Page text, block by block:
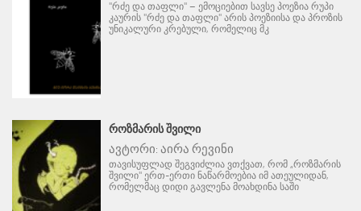
"რძე და თაფლი" – ემოციებით სავსე პოეზია რუპი
კაურის "რძე და თაფლი" არის პოეზიისა და პროზის
უნიკალური კრებული, რომელიც მკ
ᲠᲝᲖᲛᲐᲠᲘᲡ ᲨᲕᲘᲚᲘ
ავტორი: აირა რევინი
თავისუფლად შეგვიძლია ვთქვათ, რომ „როზმარის
შვილი" ერთ-ერთი ნაწარმოებია იმ ათეულიდან,
რომელმაც დიდი გავლენა მოახდინა საში